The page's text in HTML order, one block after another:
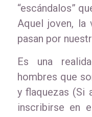
“escándalos”
Aquel joven, la
pasan por
Es una
hombres que
y flaquezas (Si
inscribirse en